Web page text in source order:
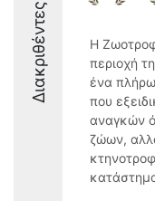
Διακριθέντες
Η
περιοχή
ένα
που
αναγκών
ζώων,